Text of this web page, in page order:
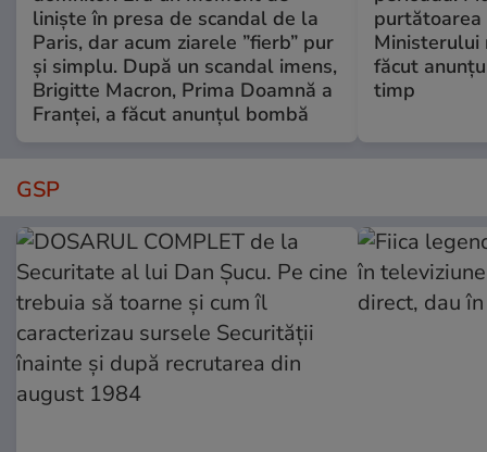
liniște în presa de scandal de la
Paris, dar acum ziarele ”fierb” pur
și simplu. După un scandal imens,
Brigitte Macron, Prima Doamnă a
Franței, a făcut anunțul bombă
purtătoarea
Ministerului
făcut
timp
GSP